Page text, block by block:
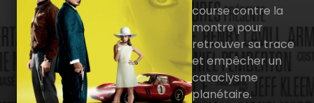
course contre la
montre pour
retrouver sa trace
et empêcher un
cataclysme
planétaire.